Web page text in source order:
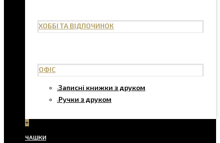
ХОББІ ТА ВІДПОЧИНОК
ОФІС
Записні книжки з друком
Ручки з друком
+
ЧАШКИ